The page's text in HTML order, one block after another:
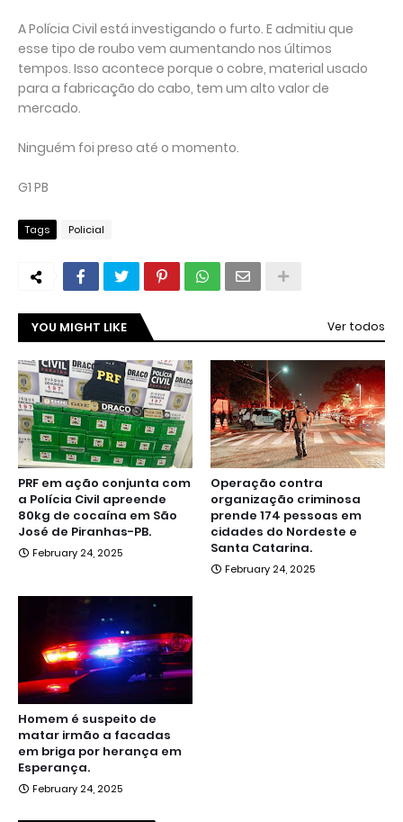
A Polícia Civil está investigando o furto. E admitiu que
esse tipo de roubo vem aumentando nos últimos
tempos. Isso acontece porque o cobre, material usado
para a fabricação do cabo, tem um alto valor de
mercado.
Ninguém foi preso até o momento.
G1 PB
Tags Policial
YOU MIGHT LIKE Ver todos
PRF em ação conjunta com
a Polícia Civil apreende
80kg de cocaína em São
José de Piranhas-PB.
February 24, 2025
Operação contra
organização criminosa
prende 174 pessoas em
cidades do Nordeste e
Santa Catarina.
February 24, 2025
Homem é suspeito de
matar irmão a facadas
em briga por herança em
Esperança.
February 24, 2025